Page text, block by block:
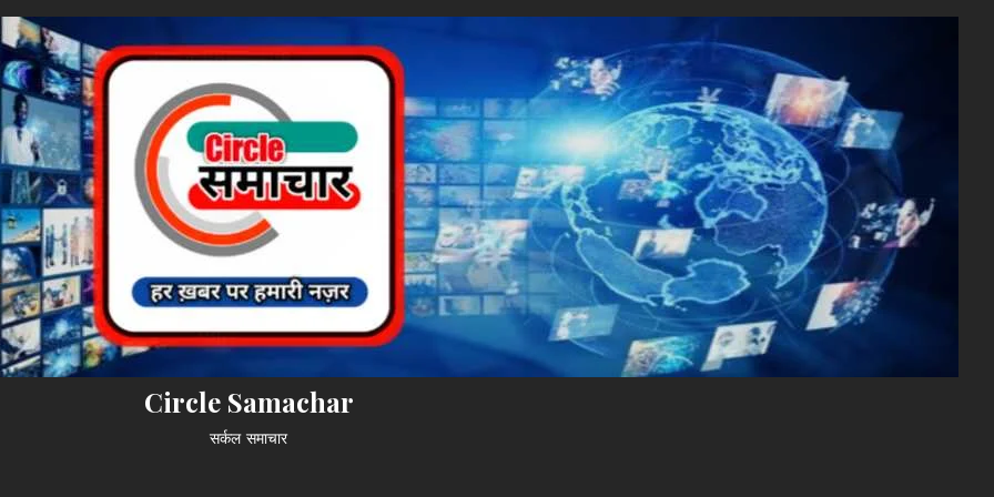
Circle Samachar
सर्कल समाचार